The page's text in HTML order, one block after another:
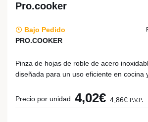
Pro.cooker
Bajo Pedido
PRO.COOKER
Pinza de hojas de roble de acero
diseñada para un uso eficiente en cocina
Precio por unidad 4,02€ 4,86€ P.V.P.